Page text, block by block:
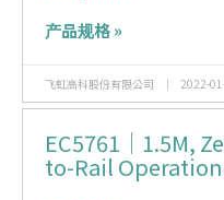
产品规格 »
飞虹高科股份有限公司 2022-
EC5761｜1.5M,
to-Rail